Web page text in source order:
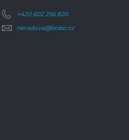
+420 602 256 820
neradova@bobo.cz